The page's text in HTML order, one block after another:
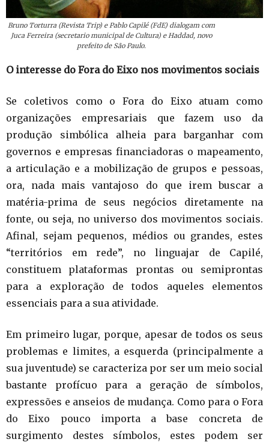
Bruno Torturra (Revista Trip) e Pablo Capilé (FdE) dialogam com
Juca Ferreira (secretario municipal de Cultura) e Haddad, novo
prefeito de São Paulo.
O interesse do Fora do Eixo nos movimentos sociais
Se coletivos como o Fora do Eixo atuam como
organizações empresariais que fazem uso da
produção simbólica alheia para barganhar com
governos e empresas financiadoras o mapeamento,
a articulação e a mobilização de grupos e pessoas,
ora, nada mais vantajoso do que irem buscar a
matéria-prima de seus negócios diretamente na
fonte, ou seja, no universo dos movimentos sociais.
Afinal, sejam pequenos, médios ou grandes, estes
“territórios em rede”, no linguajar de Capilé,
constituem plataformas prontas ou semiprontas
para a exploração de todos aqueles elementos
essenciais para a sua atividade.
Em primeiro lugar, porque, apesar de todos os seus
problemas e limites, a esquerda (principalmente a
sua juventude) se caracteriza por ser um meio social
bastante profícuo para a geração de símbolos,
expressões e anseios de mudança. Como para o Fora
do Eixo pouco importa a base concreta de
surgimento destes símbolos, estes podem ser